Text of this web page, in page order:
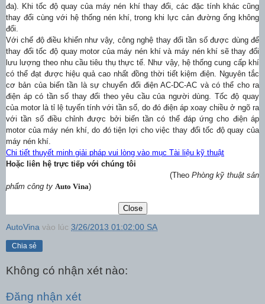
đa). Khi tốc độ quay của máy nén khí thay đổi, các đặc tính khác cũng
thay đổi cùng với hệ thống nén khí, trong khi lực cản đường ống không
đổi.
Với chế độ điều khiển như vậy, công nghệ thay đổi tần số được dùng để
thay đổi tốc độ quay motor của máy nén khí và máy nén khí sẽ thay đổi
lưu lượng theo nhu cầu tiêu thụ thực tế. Như vậy, hệ thống cung cấp khí
có thể đạt được hiệu quả cao nhất đồng thời tiết kiệm điện. Nguyên tắc
cơ bản của biến tần là sự chuyển đổi điện AC-DC-AC và có thể cho ra
điện áp có tần số thay đổi theo yêu cầu của người dùng. Tốc độ quay
của motor là tỉ lệ tuyến tính với tần số, do đó điện áp xoay chiều ở ngõ ra
với tần số điều chỉnh được bởi biến tần có thể đáp ứng cho điện áp
motor của máy nén khí, do đó tiện lợi cho việc thay đổi tốc độ quay của
máy nén khí.
Chi tiết thuyết minh giải pháp vui lòng vào mục Tài liệu kỹ thuật
Hoặc liên hệ trực tiếp với chúng tôi
(TheoPhòng kỹ thuật sản
phẩm công ty Auto Vina)
AutoVina vào lúc 3/26/2013 01:02:00 SA
Chia sẻ
Không có nhận xét nào:
Đăng nhận xét